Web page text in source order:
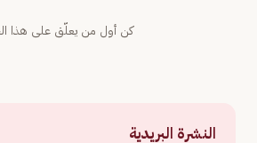
كن أول من يعلّق على هذا
النشرة البريدية